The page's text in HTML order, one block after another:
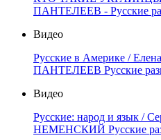
ПАНТЕЛЕЕВ - Русские
Видео
Русские в Америке /
ПАНТЕЛЕЕВ Русские
Видео
Русские: народ и язык /
НЕМЕНСКИЙ Русские